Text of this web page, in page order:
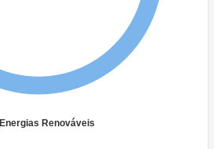
Energias Renováveis